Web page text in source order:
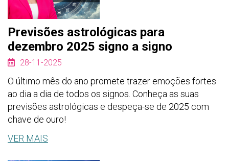
Previsões astrológicas para
dezembro 2025 signo a signo
28-11-2025
O último mês do ano promete trazer emoções fortes
ao dia a dia de todos os signos. Conheça as suas
previsões astrológicas e despeça-se de 2025 com
chave de ouro!
VER MAIS